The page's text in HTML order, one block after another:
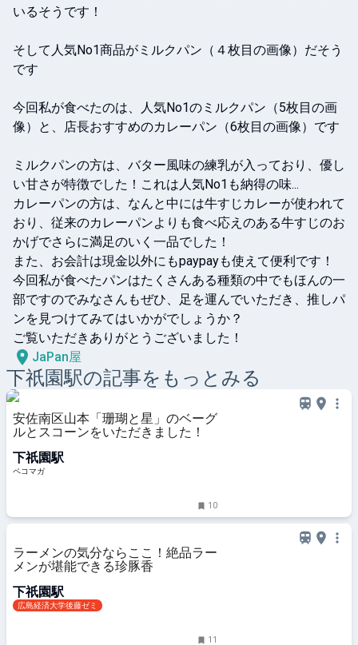
いるそうです！
そして人気No1商品がミルクパン（４枚目の画像）だそう
です
今回私が食べたのは、人気No1のミルクパン（5枚目の画
像）と、店長おすすめのカレーパン（6枚目の画像）です
ミルクパンの方は、バター風味の練乳が入っており、優し
い甘さが特徴でした！これは人気No1も納得の味...
カレーパンの方は、なんと中には牛すじカレーが使われて
おり、従来のカレーパンよりも食べ応えのある牛すじのお
かげでさらに満足のいく一品でした！
また、お会計は現金以外にもpaypayも使えて便利です！
今回私が食べたパンはたくさんある種類の中でもほんの一
部ですのでみなさんもぜひ、足を運んでいただき、推しパ
ンを見つけてみてはいかがでしょうか？
ご覧いただきありがとうございました！
JaPan屋
下祇園駅の記事をもっとみる
安佐南区山本「珊瑚と星」のベーグ
ルとスコーンをいただきました！
下祇園駅
ペコマガ
10
ラーメンの気分ならここ！絶品ラー
メンが堪能できる珍豚香
下祇園駅
広島経済大学後藤ゼミ
11